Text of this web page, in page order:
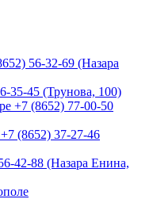
56-32-69 (Назара
35-45 (Трунова, 100)
+7 (8652) 77-00-50
(8652) 37-27-46
42-88 (Назара Енина,